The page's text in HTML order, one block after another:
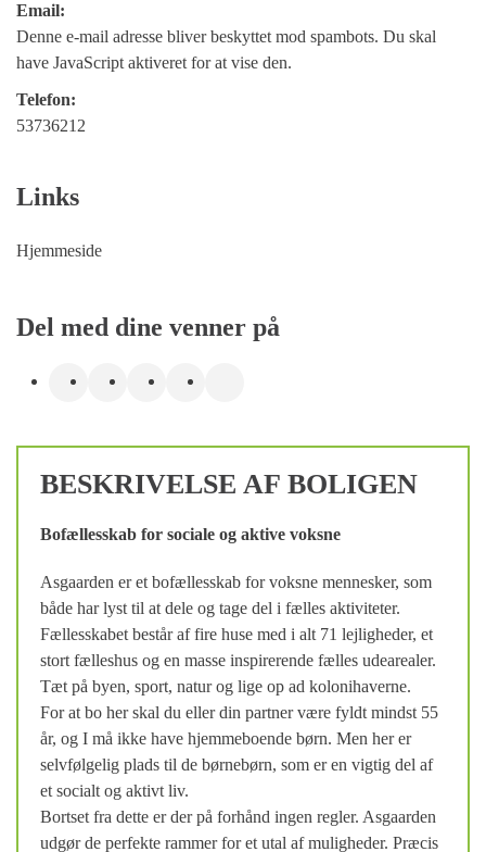
Email:
Denne e-mail adresse bliver beskyttet mod spambots. Du skal
have JavaScript aktiveret for at vise den.
Telefon:
53736212
Links
Hjemmeside
Del med dine venner på
BESKRIVELSE AF BOLIGEN
Bofællesskab for sociale og aktive voksne
Asgaarden er et bofællesskab for voksne mennesker, som
både har lyst til at dele og tage del i fælles aktiviteter.
Fællesskabet består af fire huse med i alt 71 lejligheder, et
stort fælleshus og en masse inspirerende fælles udearealer.
Tæt på byen, sport, natur og lige op ad kolonihaverne.
For at bo her skal du eller din partner være fyldt mindst 55
år, og I må ikke have hjemmeboende børn. Men her er
selvfølgelig plads til de børnebørn, som er en vigtig del af
et socialt og aktivt liv.
Bortset fra dette er der på forhånd ingen regler. Asgaarden
udgør de perfekte rammer for et utal af muligheder. Præcis